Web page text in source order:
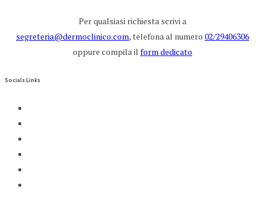
Per qualsiasi richiesta scrivi a
segreteria@dermoclinico.com, telefona al numero 02/29406306
oppure compila il form dedicato
Socials Links